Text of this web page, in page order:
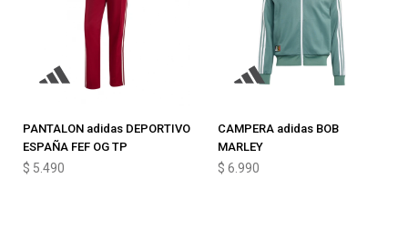
PANTALON adidas DEPORTIVO
ESPAÑA FEF OG TP
$ 5.490
CAMPERA adidas BOB
MARLEY
$ 6.990